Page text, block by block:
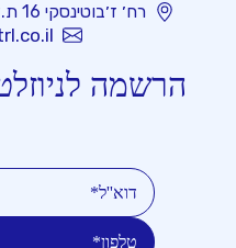
רח׳ ז׳בוטינסקי 16 ת.ד 1264 ראשל״צ 7522903
הרשמה